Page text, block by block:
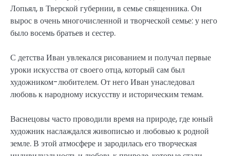
Лопьял, в Тверской губернии, в семье священника. Он
вырос в очень многочисленной и творческой семье: у него
было восемь братьев и сестер.
С детства Иван увлекался рисованием и получал первые
уроки искусства от своего отца, который сам был
художником-любителем. От него Иван унаследовал
любовь к народному искусству и историческим темам.
Васнецовы часто проводили время на природе, где юный
художник наслаждался живописью и любовью к родной
земле. В этой атмосфере и зародилась его творческая